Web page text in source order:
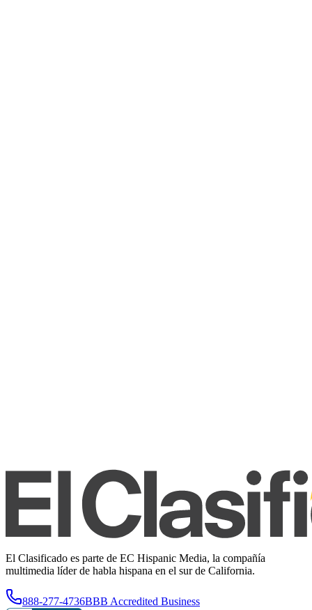
El Clasificado es parte de EC Hispanic Media, la compañía
multimedia líder de habla hispana en el sur de California.
888-277-4736BBB Accredited Business